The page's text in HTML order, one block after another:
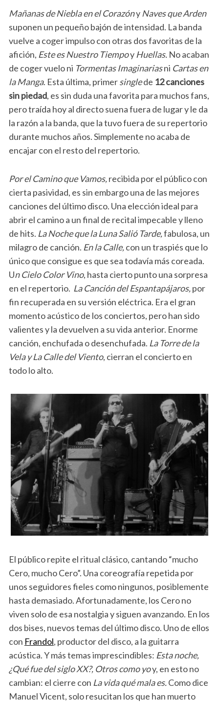
Mañanas de Niebla en el Corazóny Naves que Arden
suponen un pequeño bajón de intensidad. La banda
vuelve a coger impulso con otras dos favoritas de la
afición, Este es Nuestro TiempoyHuellas. No acaban
de coger vuelo ni Tormentas Imaginariasni Cartas en
la Manga. Esta última, primersinglede 12 canciones
sin piedad, es sin duda una favorita para muchos fans,
pero traída hoy al directo suena fuera de lugar y le da
la razón a la banda, que la tuvo fuera de su repertorio
durante muchos años. Simplemente no acaba de
encajar con el resto del repertorio.
Por el Camino que Vamos,recibida por el público con
cierta pasividad, es sin embargo una de las mejores
canciones del último disco. Una elección ideal para
abrir el camino a un final de recital impecable y lleno
de hits. La Noche que la Luna Salió Tarde,fabulosa, un
milagro de canción. En la Calle,con un traspiés que lo
único que consigue es que sea todavía más coreada.
Un Cielo Color Vino, hasta cierto punto una sorpresa
en el repertorio. La Canción del Espantapájaros,por
fin recuperada en su versión eléctrica. Era el gran
momento acústico de los conciertos, pero han sido
valientes y la devuelven a su vida anterior. Enorme
canción, enchufada o desenchufada. La Torre de la
Vela y La Calle del Viento, cierran el concierto en
todo lo alto.
El público repite el ritual clásico, cantando “mucho
Cero, mucho Cero”. Una coreografía repetida por
unos seguidores fieles como ningunos, posiblemente
hasta demasiado. Afortunadamente, los Cero no
viven solo de esa nostalgia y siguen avanzando. En los
dos bises, nuevos temas del último disco. Uno de ellos
con Frandol, productor del disco, a la guitarra
acústica. Y más temas imprescindibles: Esta noche,
¿Qué fue del siglo XX?, Otros como yoy, en esto no
cambian: el cierre con La vida qué mala es.Como dice
Manuel Vicent, solo resucitan los que han muerto